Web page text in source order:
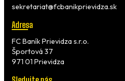
sekretariat@fcbanikprievidza.sk
Adresa
FC Baník Prievidza s.r.o.
Športová 37
971 01 Prievidza